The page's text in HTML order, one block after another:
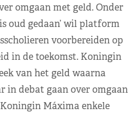
omgaan met geld. Onder
oud gedaan’ wil platform
voorbereiden op
in de toekomst. Koningin
van het geld waarna
in debat gaan over omgaan
Máxima enkele